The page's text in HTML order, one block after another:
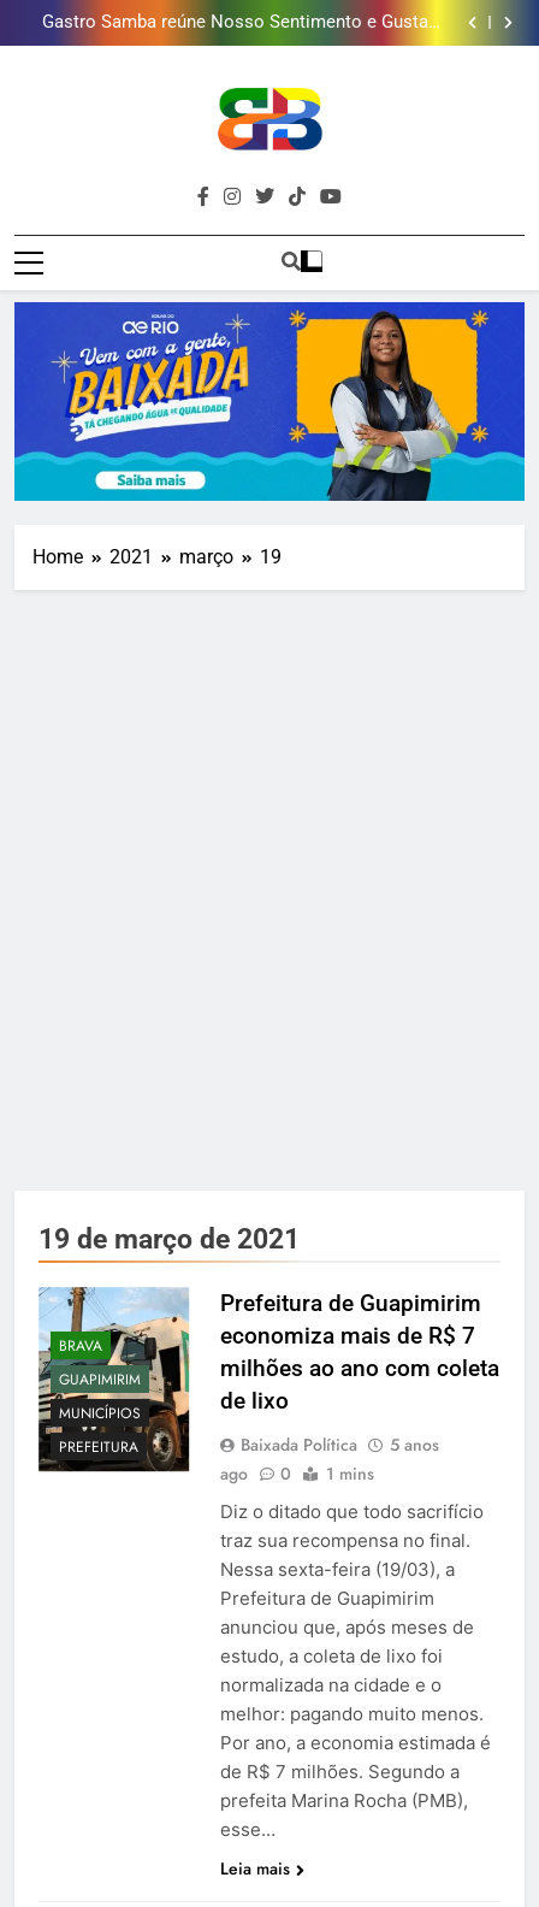
mais combina com ele
Lins em Nova Iguaçu neste fim de semana
Shopping Grande Rio sorteia MacBook e oferece
vinho em campanha de Dia dos Pais
Obra garante a preservação de 190 milhões de litros
presentear o seu pai. Descubra como escolher o que
mais combina com ele
Gastro Samba reúne Nosso Sentimento e Gustavo
Lins em Nova Iguaçu neste fim de semana
Shopping Grande Rio sorteia MacBook e oferece
vinho em campanha de Dia dos Pais
Obra garante a preservação de 190 milhões de litros
de água por ano na Baixada Fluminense
Brava
Baixada
Baixada Fluminense Em Destaque!
Home 2021 março 19
19 de março de 2021
BRAVA
GUAPIMIRIM
MUNICÍPIOS
PREFEITURA
Prefeitura de Guapimirim
economiza mais de R$ 7
milhões ao ano com coleta
de lixo
Baixada Política
5 anos
ago
0 1 mins
Diz o ditado que todo sacrifício
traz sua recompensa no final.
Nessa sexta-feira (19/03), a
Prefeitura de Guapimirim
anunciou que, após meses de
estudo, a coleta de lixo foi
normalizada na cidade e o
melhor: pagando muito menos.
Por ano, a economia estimada é
de R$ 7 milhões. Segundo a
prefeita Marina Rocha (PMB),
esse…
Leia mais